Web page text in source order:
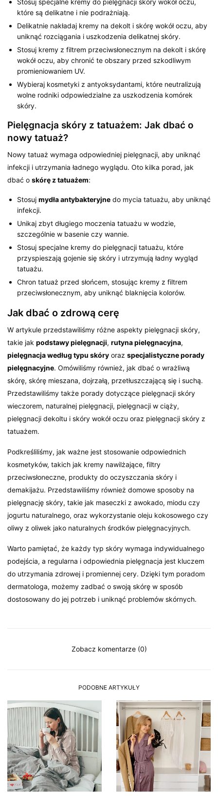
Stosuj specjalne kremy do pielęgnacji skóry wokół oczu,
które są delikatne i nie podrażniają.
Delikatnie nakładaj kremy na dekolt i skórę wokół oczu, aby
uniknąć rozciągania i uszkodzenia delikatnej skóry.
Stosuj kremy z filtrem przeciwsłonecznym na dekolt i skórę
wokół oczu, aby chronić te obszary przed szkodliwym
promieniowaniem UV.
Wybieraj kosmetyki z antyoksydantami, które neutralizują
wolne rodniki odpowiedzialne za uszkodzenia komórek
skóry.
Pielęgnacja skóry z tatuażem: Jak dbać o
nowy tatuaż?
Nowy tatuaż wymaga odpowiedniej pielęgnacji, aby uniknąć
infekcji i utrzymania ładnego wyglądu. Oto kilka porad, jak
dbać oskórę z tatuażem:
Stosuj mydła antybakteryjne do mycia tatuażu, aby uniknąć
infekcji.
Unikaj zbyt długiego moczenia tatuażu w wodzie,
szczególnie w basenie czy wannie.
Stosuj specjalne kremy do pielęgnacji tatuażu, które
przyspieszają gojenie się skóry i utrzymują ładny wygląd
tatuażu.
Chron tatuaż przed słońcem, stosując kremy z filtrem
przeciwsłonecznym, aby uniknąć blaknięcia kolorów.
Jak dbać o zdrową cerę
W artykule przedstawiliśmy różne aspekty pielęgnacji skóry,
takie jakpodstawy pielęgnacji,rutyna pielęgnacyjna,
pielęgnacja według typu skóry orazspecjalistyczne porady
pielęgnacyjne. Omówiliśmy również, jak dbać o wrażliwą
skórę, skórę mieszana, dojrzałą, przetłuszczającą się i suchą.
Przedstawiliśmy także porady dotyczące pielęgnacji skóry
wieczorem, naturalnej pielęgnacji, pielęgnacji w ciąży,
pielęgnacji dekoltu i skóry wokół oczu oraz pielęgnacji skóry z
tatuażem.
Podkreśliliśmy, jak ważne jest stosowanie odpowiednich
kosmetyków, takich jak kremy nawilżające, filtry
przeciwsłoneczne, produkty do oczyszczania skóry i
demakijażu. Przedstawiliśmy również domowe sposoby na
pielęgnację skóry, takie jak maseczki z awokado, miodu czy
jogurtu naturalnego, oraz wykorzystanie oleju kokosowego czy
oliwy z oliwek jako naturalnych środków pielęgnacyjnych.
Warto pamiętać, że każdy typ skóry wymaga indywidualnego
podejścia, a regularna i odpowiednia pielęgnacja jest kluczem
do utrzymania zdrowej i promiennej cery. Dzięki tym poradom
dermatologa, możemy zadbać o swoją skórę w sposób
dostosowany do jej potrzeb i uniknąć problemów skórnych.
Zobacz komentarze (0)
PODOBNE ARTYKUŁY